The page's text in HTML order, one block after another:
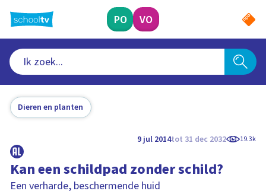
naar
hoofdinhoud
PO VO
Dieren en planten
9 jul 2014tot 31 dec 2032 19.3k
Kan een schildpad zonder schild?
Een verharde, beschermende huid